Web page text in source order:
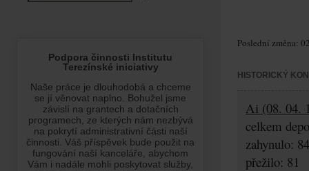
Poslední změna:
HISTORICKÝ
Ai (08. 04.
celkem
zahynulo:
přežilo: 81